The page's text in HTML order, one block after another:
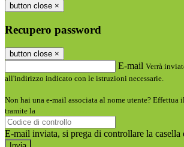
button close ×
Recupero password
button close ×
E-mail Verrà
all'indirizzo indicato con le istruzioni necessarie.
Non hai una e-mail associata al nome utente? Effettua
tramite la
E-mail inviata, si prega di controllare la casella